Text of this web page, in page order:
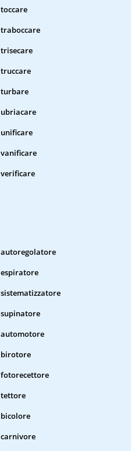
toccare
traboccare
trisecare
truccare
turbare
ubriacare
unificare
vanificare
verificare
autoregolatore
espiratore
sistematizzatore
supinatore
automotore
birotore
fotorecettore
tettore
bicolore
carnivore